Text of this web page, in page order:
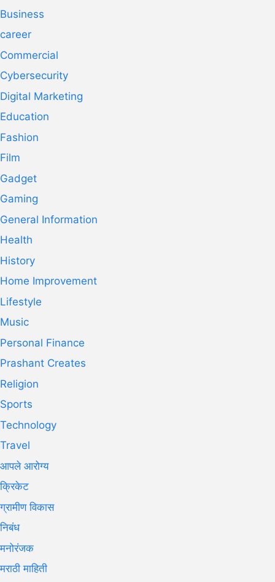
Business
career
Commercial
Cybersecurity
Digital Marketing
Education
Fashion
Film
Gadget
Gaming
General Information
Health
History
Home Improvement
Lifestyle
Music
Personal Finance
Prashant Creates
Religion
Sports
Technology
Travel
आपले आरोग्य
क्रिकेट
ग्रामीण विकास
निबंध
मनोरंजक
मराठी माहिती